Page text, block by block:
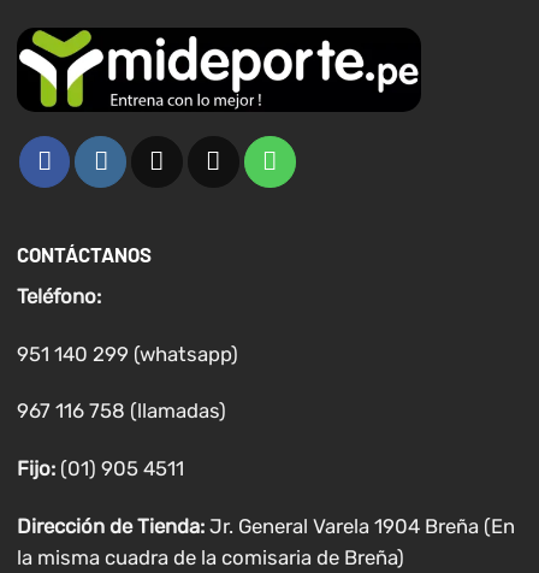
CONTÁCTANOS
Teléfono:
951 140 299 (whatsapp)
967 116 758 (llamadas)
Fijo:(01) 905 4511
Dirección de Tienda: Jr. General Varela 1904 Breña (En
la misma cuadra de la comisaria de Breña)